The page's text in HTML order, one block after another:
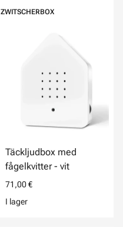
ZWITSCHERBOX
Täckljudbox med
fågelkvitter - vit
71,00 €
I lager